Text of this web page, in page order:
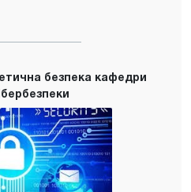
безпека кафедри